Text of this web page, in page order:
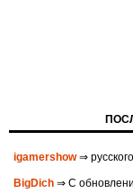
igamershow⇒
BigDich ⇒ С